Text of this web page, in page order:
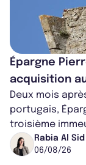
Épargne
acquisition
Deux mois
portugais,
troisième
dans le centre
Rabia Al
06/08/26